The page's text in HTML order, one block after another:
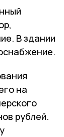
В здании
на
рублей.